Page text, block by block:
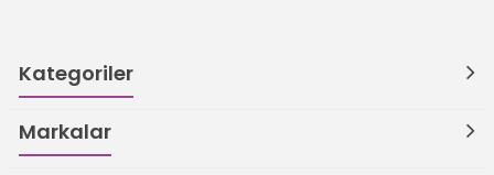
Kategoriler
Markalar